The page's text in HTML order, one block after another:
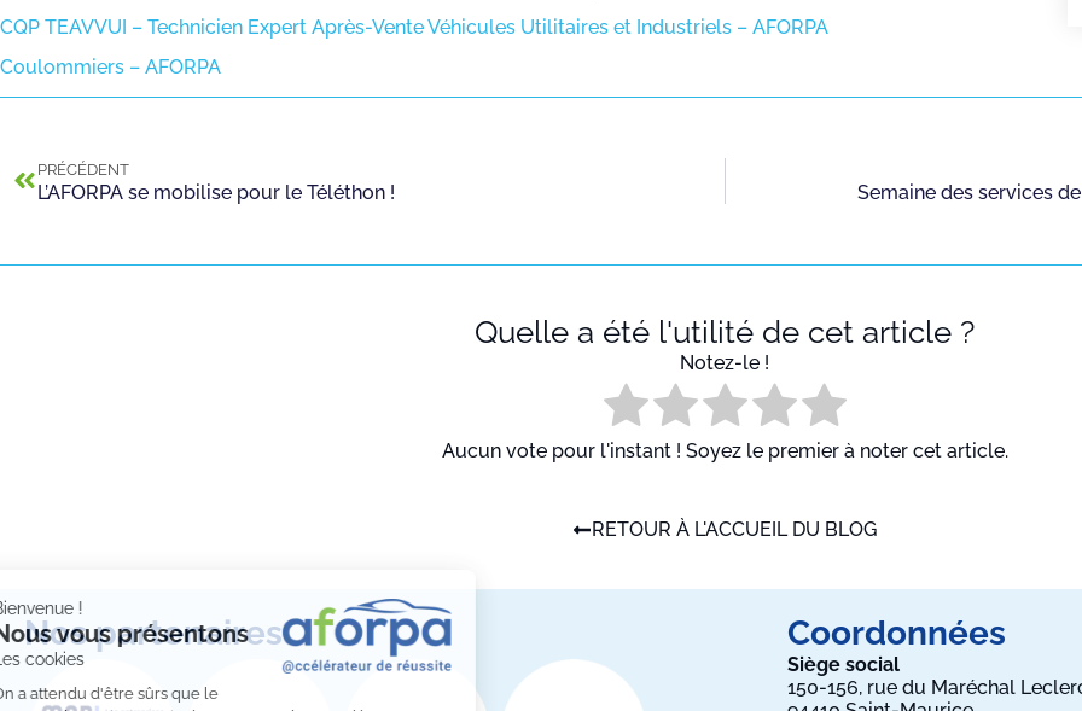
Bienvenue !
Nous vous présentons
Les cookies
On a attendu d'être sûrs que le
CQP TEAVVUI – Technicien Expert Après-Vente Véhicules Utilitaires et Industriels – AFORPA
Coulommiers – AFORPA
PRÉCÉDENT
L’AFORPA se mobilise pour le Téléthon ! Semaine des services
Quelle a été l'utilité de cet article ?
Notez-le !
Aucun vote pour l'instant ! Soyez le premier à noter cet article.
RETOUR À L'ACCUEIL DU BLOG
Nos partenaires Coordonnées
Siège social
150-156, rue du Maréchal